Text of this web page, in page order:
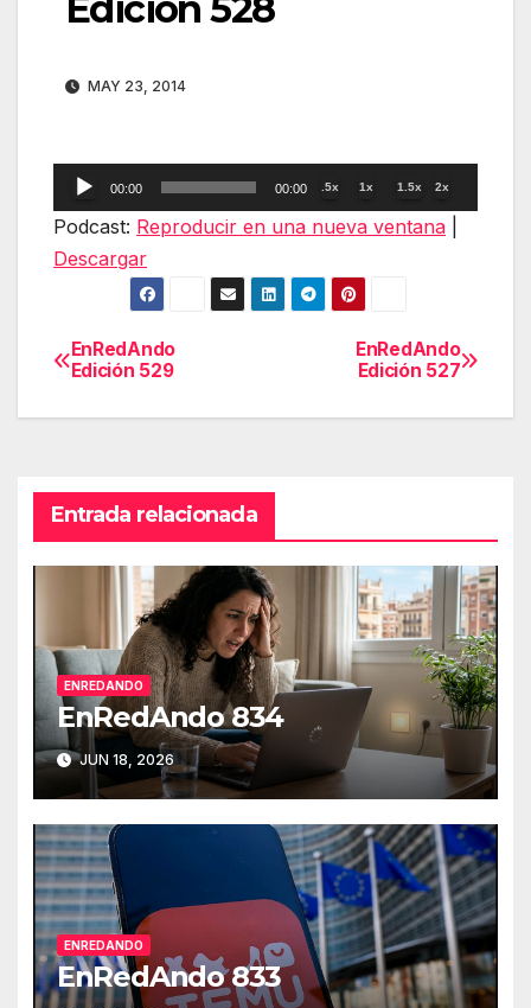
Edición 528
MAY 23, 2014
Reproductor
de
00:00 00:00 .5x 1x 1.5x 2x
Podcast: Reproducir en una nueva ventana
Descargar
Navegación
de
EnRedAndo
Edición 527
EnRedAndo
Edición 529
Entrada relacionada
ENREDANDO
EnRedAndo 834
JUN 18, 2026
ENREDANDO
EnRedAndo 833